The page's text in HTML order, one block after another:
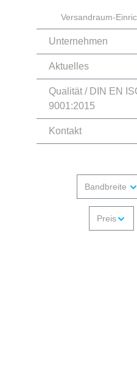
Versandraum-
Unternehmen
Aktuelles
Qualität / DIN EN
9001:2015
Kontakt
Bandbreite
Preis